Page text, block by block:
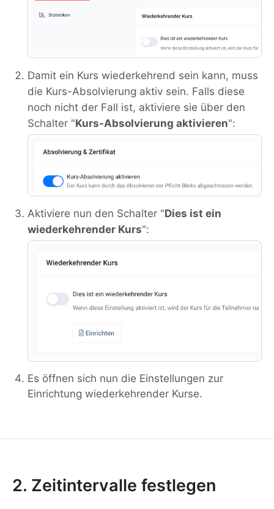
Damit ein Kurs wiederkehrend sein kann, muss
die Kurs-Absolvierung aktiv sein. Falls diese
noch nicht der Fall ist, aktiviere sie über den
Schalter "Kurs-Absolvierung aktivieren":
Aktiviere nun den Schalter "Dies ist ein
wiederkehrender Kurs":
Es öffnen sich nun die Einstellungen zur
Einrichtung wiederkehrender Kurse.
2. Zeitintervalle festlegen